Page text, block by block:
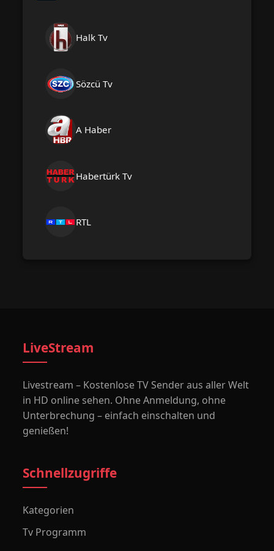
Halk Tv
Sözcü Tv
A Haber
Habertürk Tv
RTL
LiveStream
Livestream – Kostenlose TV Sender aus aller Welt
in HD online sehen. Ohne Anmeldung, ohne
Unterbrechung – einfach einschalten und
genießen!
Schnellzugriffe
Kategorien
Tv Programm